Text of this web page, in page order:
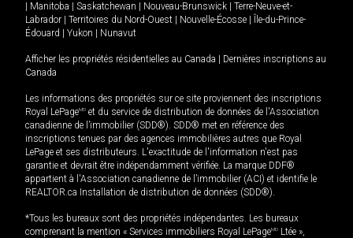
Manitoba Saskatchewan Nouveau-Brunswick
Terre-Neuve-et-
Labrador
Territoires du Nord-Ouest Nouvelle-Écosse
Île-du-Prince-
Édouard
Yukon Nunavut
Afficher les propriétés résidentielles au Canada
Dernières inscriptions au
Canada
Les informations des propriétés sur ce site proviennent des inscriptions
Royal LePageMD et du service de distribution de données de l'Association
canadienne de l’immobilier (SDD®). SDD® met en référence des
inscriptions tenues par des agences immobilières autres que Royal
LePage et ses distributeurs. L'exactitude de l'information n'est pas
garantie et devrait être indépendamment vérifiée. La marque DDF®
appartient à l'Association canadienne de l’immobilier (ACI) et identifie le
REALTOR.ca Installation de distribution de données (SDD®).
*Tous les bureaux sont des propriétés indépendantes. Les bureaux
comprenant la mention « Services immobiliers Royal LePageMD Ltée »,